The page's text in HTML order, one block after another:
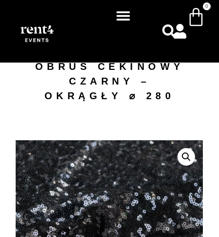
0
OBRUS CEKINOWY
CZARNY –
OKRĄGŁY ⌀ 280